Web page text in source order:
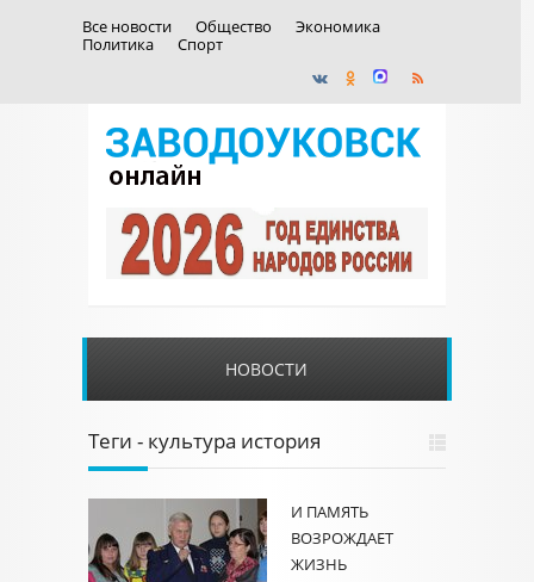
Все новости Общество
Экономика
Политика
Спорт
НОВОСТИ
Теги - культура история
И ПАМЯТЬ
ВОЗРОЖДАЕТ
ЖИЗНЬ